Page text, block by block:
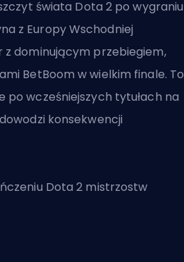
świata Dota 2 po wygraniu
z Europy Wschodniej
z dominującym przebiegiem,
BetBoom w wielkim finale. To
wcześniejszych tytułach na
konsekwencji
Dota 2 mistrzostw